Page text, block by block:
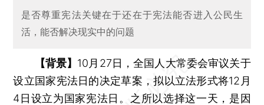
是否尊重宪法关键在于还在于宪法能否进入公民生
活，能否解决现实中的问题
【背景】 10月27日，全国人大常委会审议关于
设立国家宪法日的决定草案，拟以立法形式将12月
4日设立为国家宪法日。之所以选择这一天，是因